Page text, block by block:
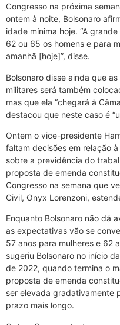
Congresso na próxima
ontem à noite, Bolsonaro
idade mínima hoje. “A
62 ou 65 os homens e para
amanhã [hoje]”, disse.
Bolsonaro disse ainda que
militares será também
mas que ela “chegará à
destacou que neste caso é
Ontem o vice-presidente
faltam decisões em relação
sobre a previdência do
proposta de emenda
Congresso na semana que
Civil, Onyx Lorenzoni,
Enquanto Bolsonaro não dá
as expectativas vão se
57 anos para mulheres e 62
sugeriu Bolsonaro no início
de 2022, quando termina o
proposta de emenda
ser elevada gradativamente
prazo mais longo.